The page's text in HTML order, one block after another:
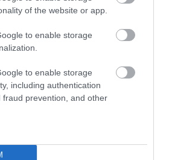
of the website or app.
to enable storage
to enable storage
including authentication
fraud prevention, and other
A TERMÉSZET NEM SZERETI